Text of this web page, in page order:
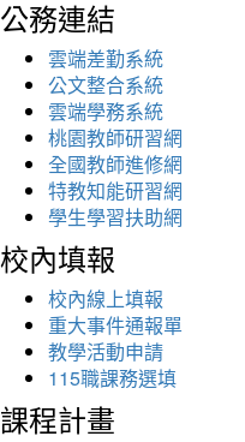
公務連結
雲端差勤系統
公文整合系統
雲端學務系統
桃園教師研習網
全國教師進修網
特教知能研習網
學生學習扶助網
校內填報
校內線上填報
重大事件通報單
教學活動申請
115職課務選填
課程計畫